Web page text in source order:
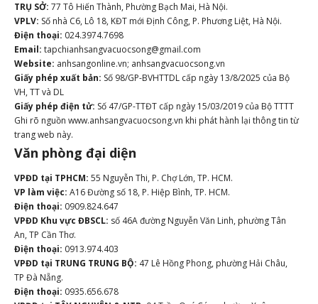
TRỤ SỞ: 77 Tô Hiến Thành, Phường Bạch Mai, Hà Nội.
VPLV: Số nhà C6, Lô 18, KĐT mới Định Công, P. Phương Liệt, Hà Nội.
Điện thoại: 024.3974.7698
Email: tapchianhsangvacuocsong@gmail.com
Website: anhsangonline.vn; anhsangvacuocsong.vn
Giấy phép xuất bản: Số 98/GP-BVHTTDL cấp ngày 13/8/2025 của Bộ
VH, TT và DL
Giấy phép điện tử: Số 47/GP-TTĐT cấp ngày 15/03/2019 của Bộ TTTT
Ghi rõ nguồn www.anhsangvacuocsong.vn khi phát hành lại thông tin từ
trang web này.
Văn phòng đại diện
VPĐD tại TPHCM: 55 Nguyễn Thi, P. Chợ Lớn, TP. HCM.
VP làm việc: A16 Đường số 18, P. Hiệp Bình, TP. HCM.
Điện thoại: 0909.824.647
VPĐD Khu vực ĐBSCL: số 46A đường Nguyễn Văn Linh, phường Tân
An, TP Cần Thơ.
Điện thoại: 0913.974.403
VPĐD tại TRUNG TRUNG BỘ: 47 Lê Hồng Phong, phường Hải Châu,
TP Đà Nẵng.
Điện thoại: 0935.656.678